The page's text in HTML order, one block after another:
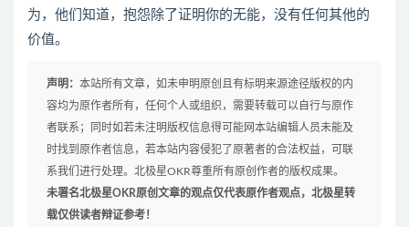
为，他们知道，抱怨除了证明你的无能，没有任何其他的
价值。
声明： 本站所有文章，如未申明原创且有标明来源途径版权的内
容均为原作者所有，任何个人或组织，需要转载可以自行与原作
者联系；同时如若未注明版权信息得可能网本站编辑人员未能及
时找到原作者信息，若本站内容侵犯了原著者的合法权益，可联
系我们进行处理。北极星OKR尊重所有原创作者的版权成果。
未署名北极星OKR原创文章的观点仅代表原作者观点，北极星转
载仅供读者辩证参考！